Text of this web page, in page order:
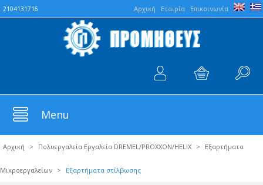
Aρχική Εταιρία Επικοινωνία
2104131716
Menu
Αρχική > Πολυεργαλεία Εργαλεία DREMEL/PROXXON/HELIX > Εξαρτήματα
Μικροεργαλείων > Εξαρτήματα στίλβωσης